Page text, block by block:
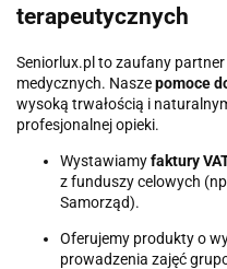
terapeutycznych
Seniorlux.pl to zaufany
medycznych. Naszepomoce
wysoką trwałością i
profesjonalnej opieki.
Wystawiamyfaktury
z funduszy celowych
Samorząd).
Oferujemy produkty o
prowadzenia zajęć